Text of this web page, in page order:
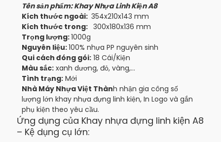
Tên sản phẩm: Khay Nhựa Linh Kiện A8
Kích thước ngoài: 354x210x143 mm
Kích thước trong: 300x180x136 mm
Trọng lượng:1000g
Nguyên liệu:100% nhựa PP nguyên sinh
Qui cách đóng gói: 18 Cái/Kiện
Màu sắc: xanh dương, đỏ, vàng,…
Tình trạng: Mới
Nhà Máy Nhựa Việt Thành nhận gia công số
lượng lớn khay nhựa đựng linh kiện, In Logo và gắn
phụ kiện theo yêu cầu.
Ứng dụng của Khay nhựa đựng linh kiện A8
– Kệ dụng cụ lớn: